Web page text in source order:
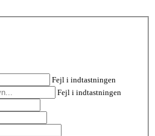
Fejl i indtastningen
Fejl i indtastningen